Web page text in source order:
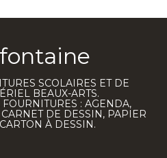
SCOLAIRES ET DE
BEAUX-ARTS.
: AGENDA,
DE DESSIN, PAPIER
À DESSIN.